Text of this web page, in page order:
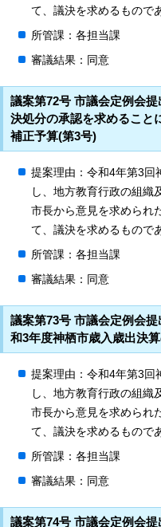
て、議決を求めるもので
所管課：各担当課
審議結果：同意
議案第72号 市議会定例会
決処分の承認を求めること
補正予算(第3号)
提案理由：令和4年第3回
し、地方教育行政の組織
市長から意見を求められ
て、議決を求めるもので
所管課：各担当課
審議結果：同意
議案第73号 市議会定例会
和3年度神栖市歳入歳出決
提案理由：令和4年第3回
し、地方教育行政の組織
市長から意見を求められ
て、議決を求めるもので
所管課：各担当課
審議結果：同意
議案第74号 市議会定例会